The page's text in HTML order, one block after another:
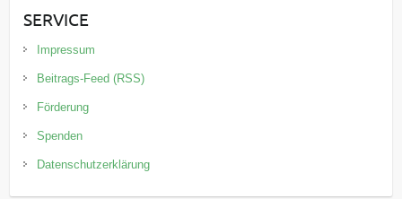
SERVICE
Impressum
Beitrags-Feed (RSS)
Förderung
Spenden
Datenschutzerklärung